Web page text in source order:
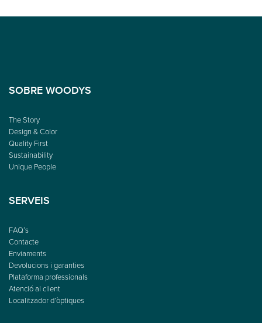
SOBRE WOODYS
The Story
Design & Color
Quality First
Sustainability
Unique People
SERVEIS
FAQ’s
Contacte
Enviaments
Devolucions i garanties
Plataforma professionals
Atenció al client
Localitzador d’òptiques